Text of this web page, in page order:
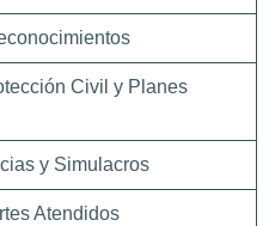
Civil y Planes
y Simulacros
Atendidos